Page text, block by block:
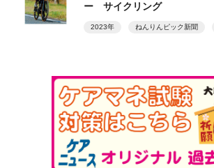
ー サイクリング
2023年 ねんりんピック新聞